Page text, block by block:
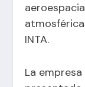
INTA.
La empresa